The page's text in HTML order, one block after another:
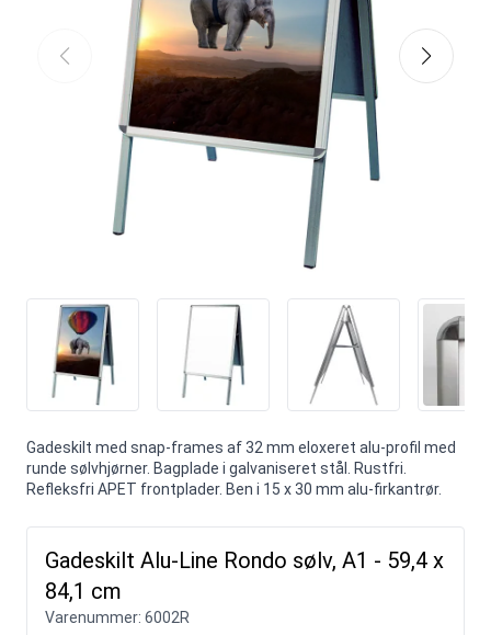
Gadeskilt med snap-frames af 32 mm eloxeret alu-profil med
runde sølvhjørner. Bagplade i galvaniseret stål. Rustfri.
Refleksfri APET frontplader. Ben i 15 x 30 mm alu-firkantrør.
Gadeskilt Alu-Line Rondo sølv, A1 - 59,4 x
84,1 cm
Varenummer: 6002R